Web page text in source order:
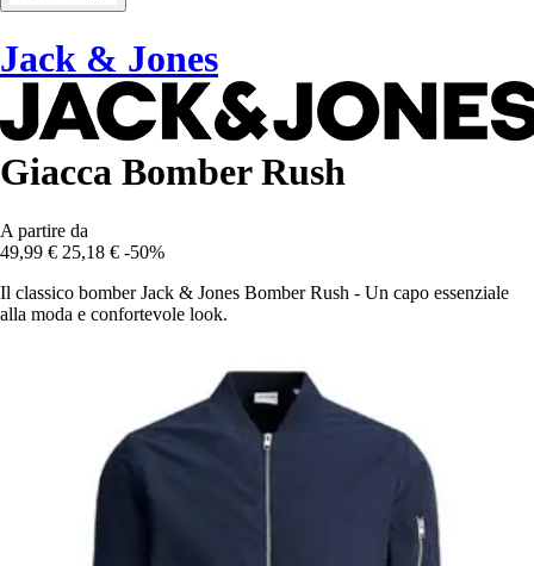
Jack & Jones
Giacca Bomber Rush
A partire da
49,99 € 25,18 € -50%
Il classico bomber Jack & Jones Bomber Rush - Un capo essenziale
alla moda e confortevole look.